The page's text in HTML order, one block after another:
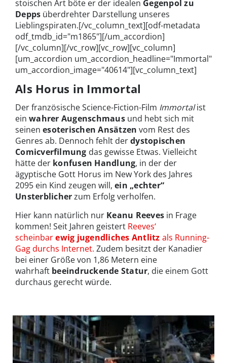
stoischen Art böte er der idealen Gegenpol zu
Depps überdrehter Darstellung unseres
Lieblingspiraten.[/vc_column_text][odf-metadata
odf_tmdb_id="m1865"][/um_accordion]
[/vc_column][/vc_row][vc_row][vc_column]
[um_accordion um_accordion_headline="Immortal"
um_accordion_image="40614"][vc_column_text]
Als Horus in Immortal
Der französische Science-Fiction-Film Immortalist
ein wahrer Augenschmausund hebt sich mit
seinen esoterischen Ansätzen vom Rest des
Genres ab. Dennoch fehlt derdystopischen
Comicverfilmung das gewisse Etwas. Vielleicht
hätte der konfusen Handlung, in der der
ägyptische Gott Horus im New York des Jahres
2095 ein Kind zeugen will, ein „echter“
Unsterblicherzum Erfolg verholfen.
Hier kann natürlich nur Keanu Reeves in Frage
kommen! Seit Jahren geistert Reeves‘
scheinbarewig jugendliches Antlitzals Running-
Gag durchs Internet. Zudem besitzt der Kanadier
bei einer Größe von 1,86 Metern eine
wahrhaft beeindruckende Statur, die einem Gott
durchaus gerecht würde.